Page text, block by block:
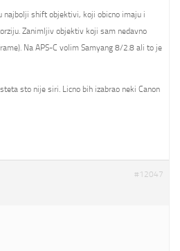
najbolji shift objektivi, koji obicno imaju i
Zanimljiv objektiv koji sam nedavno
Na APS-C volim Samyang 8/2.8 ali to je
sto nije siri. Licno bih izabrao neki Canon
#12047